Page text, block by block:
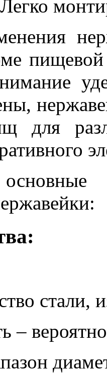
пищевой
для
стали,
–